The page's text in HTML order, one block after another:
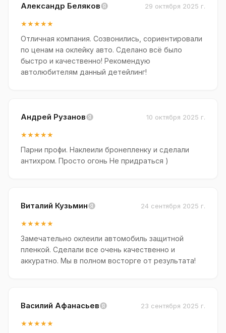
Александр Беляков 29 октября 2025 г.
★★★★★
Отличная компания. Созвонились, сориентировали
по ценам на оклейку авто. Сделано всё было
быстро и качественно! Рекомендую
автолюбителям данный детейлинг!
Андрей Рузанов 10 октября 2025 г.
★★★★★
Парни профи. Наклеили бронепленку и сделали
антихром. Просто огонь Не придраться )
Виталий Кузьмин 24 сентября 2025 г.
★★★★★
Замечательно оклеили автомобиль защитной
пленкой. Сделали все очень качественно и
аккуратно. Мы в полном восторге от результата!
Василий Афанасьев 23 сентября 2025 г.
★★★★★